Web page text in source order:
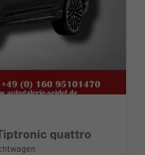
quattro